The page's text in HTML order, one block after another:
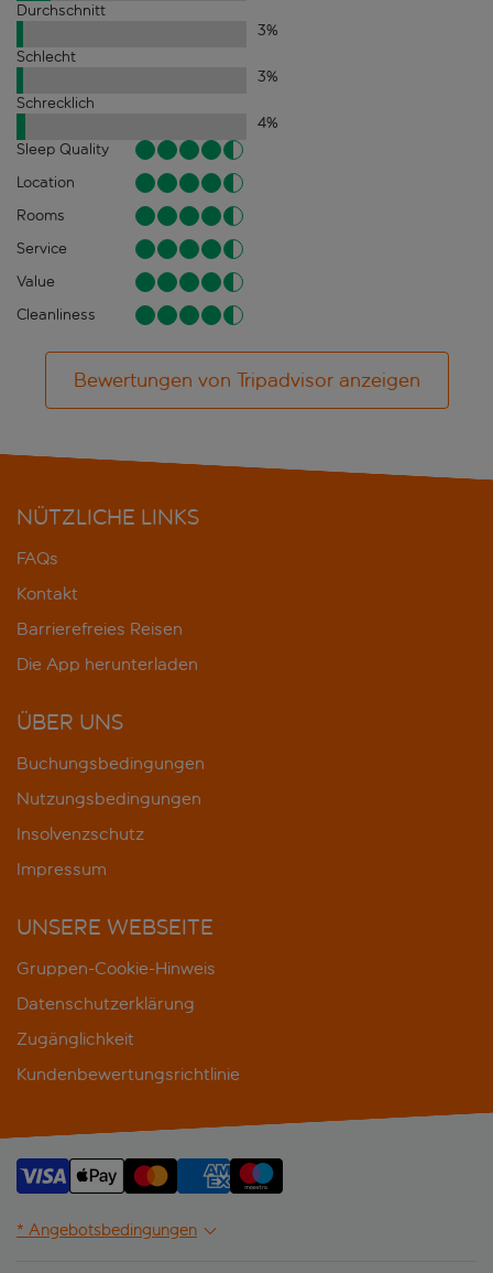
Durchschnitt
3%
Schlecht
3%
Schrecklich
4%
Sleep Quality
Location
Rooms
Service
Value
Cleanliness
Bewertungen von Tripadvisor anzeigen
NÜTZLICHE LINKS
FAQs
Kontakt
Barrierefreies Reisen
Die App herunterladen
ÜBER UNS
Buchungsbedingungen
Nutzungsbedingungen
Insolvenzschutz
Impressum
UNSERE WEBSEITE
Gruppen-Cookie-Hinweis
Datenschutzerklärung
Zugänglichkeit
Kundenbewertungsrichtlinie
* Angebotsbedingungen